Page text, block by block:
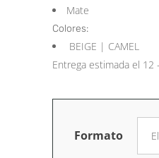
Mate
Colores:
BEIGE | CAMEL
Entrega estimada el 12
Formato